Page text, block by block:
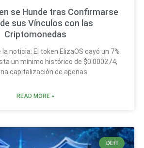
se Hunde tras Confirmarse
sus Vínculos con las
Criptomonedas
noticia: El token ElizaOS cayó un 7%
un mínimo histórico de $0.000274,
capitalización de apenas
READ MORE »
DEFI